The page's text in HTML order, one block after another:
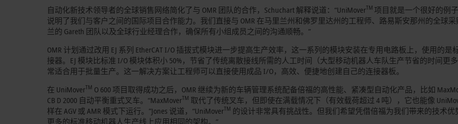
自动化新技术领导者的全球销售网络简化了与 OMR 团队的合作，Schuchart 解释说道：“UniMoverTM 项目就是一个很好的例
说明了我们与客户之间的国际项目合作能力。我们直接与 OMR 在马里兰州和佛罗里达州的工程师、路易斯安那州的全球
兰的 Gareth 团队以及全球行业经理合作，确保所有小组成员之间的沟通顺畅。”
OMR 计划通过改用 EJ 系列 EtherCAT I/O 插拔式模块进一步提高生产效率，这一系列的模块安装在专用电路板上，使用的是
接器。EJ 模块比标准 I/O 模块体积小 50%，节省了传统离散接线所需的人工时间（大型移动机器人车队生产节省的时间更
常适合用于批量生产。这一解决方案让工程师可以直接使用成品 I/O，高效、便捷地创建自己的连接器板。
在 UniMoverTM O 600 项目取得成功之后，OMR 继续为新的车辆管理系统配备倍福的高性能、紧凑型自动化产品，比如
CB D 2000 自动平衡重式叉车。“MaxMoverTM 取代了传统叉车，但即使在满载情况下（有效载荷超过 4 吨），它也能像
样在 AGV 或 AMR 模式下运行。”Jones 说道，“UniMoverTM 的设计非常具有挑战性。但我们希望凭借倍福为我们带来的技术优
更多的标准移动机器人生产线上应用相同的架构。”